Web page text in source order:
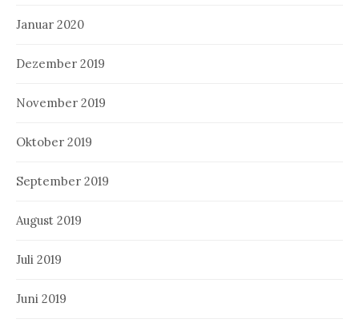
Januar 2020
Dezember 2019
November 2019
Oktober 2019
September 2019
August 2019
Juli 2019
Juni 2019